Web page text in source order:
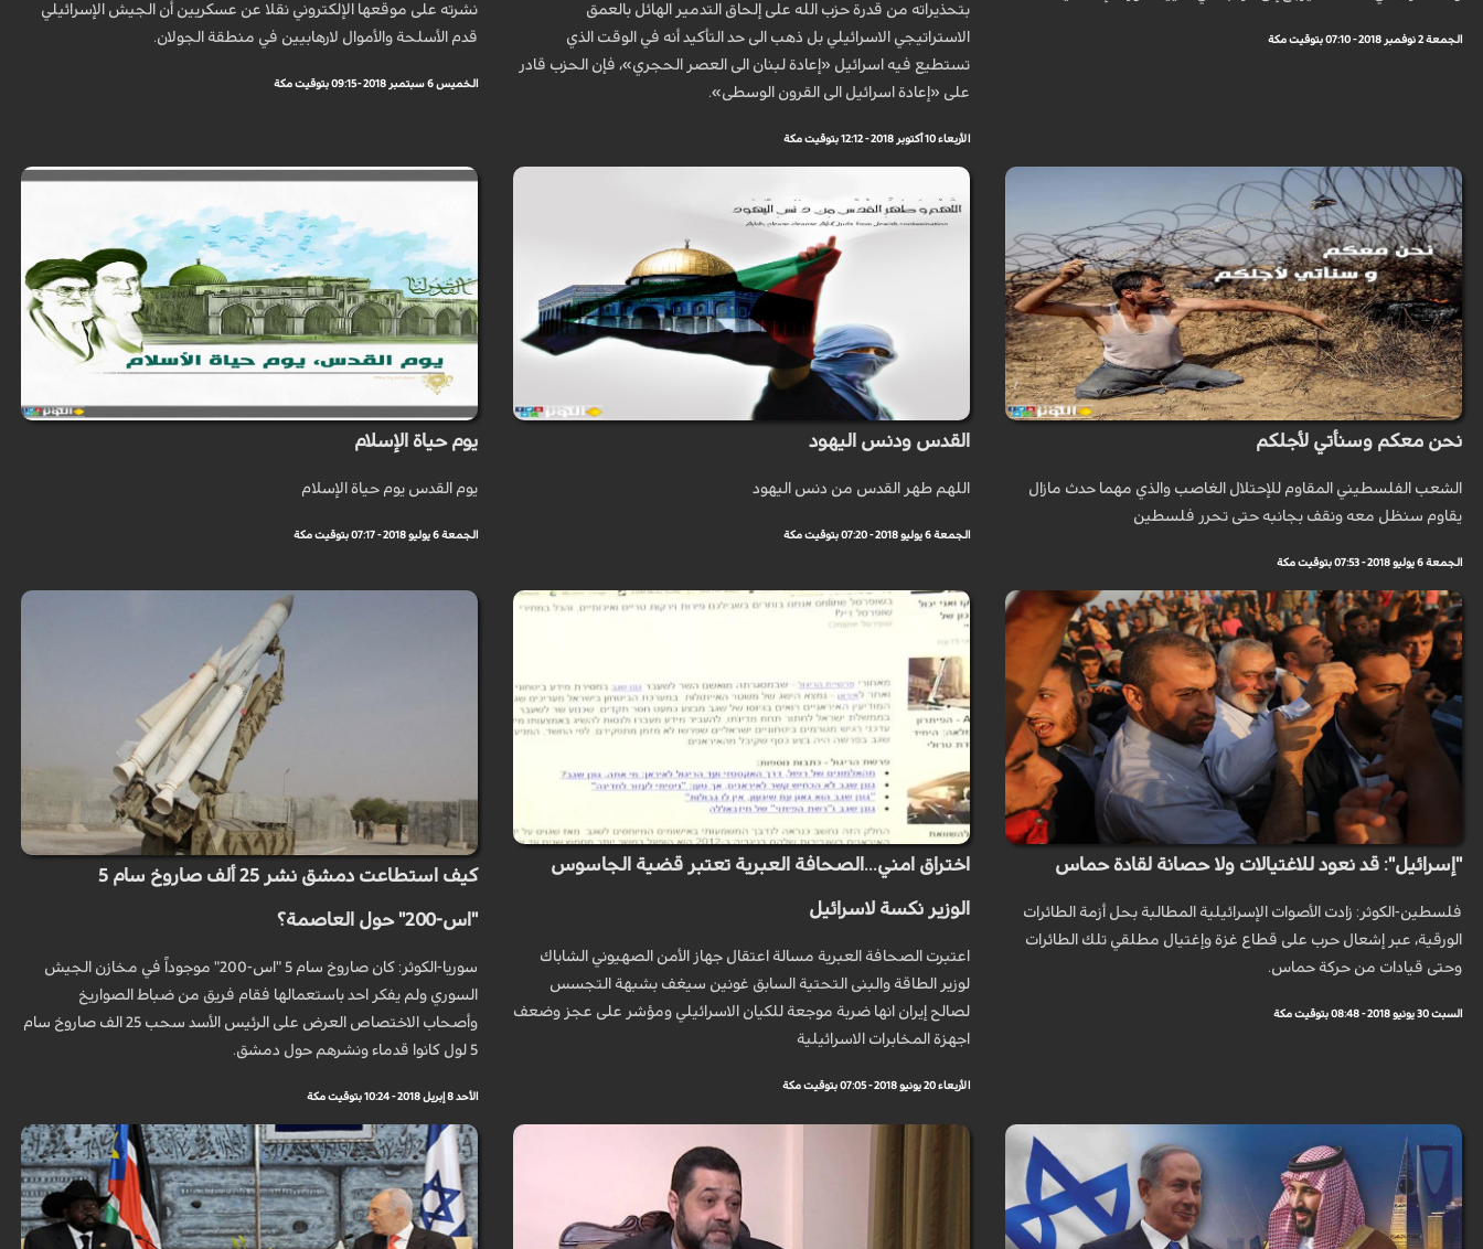
الجمعة 2 نوفمبر 2018 - 07:10 بتوقيت مكة
بتحذيراته من قدرة حزب الله على إلحاق التدمير الهائل بالعمق
الاستراتيجي الاسرائيلي بل ذهب الى حد التأكيد أنه في الوقت الذي
تستطيع فيه اسرائيل «إعادة لبنان الى العصر الحجري»، فإن الحزب قادر
على «إعادة اسرائيل الى القرون الوسطى».
الأربعاء 10 أكتوبر 2018 - 12:12 بتوقيت مكة
نشرته على موقعها الإلكتروني نقلا عن عسكريين أن الجيش الإسرائيلي
قدم الأسلحة والأموال لارهابيين في منطقة الجولان.
الخميس 6 سبتمبر 2018 - 09:15 بتوقيت مكة
نحن معكم وسنأتي لأجلكم
الشعب الفلسطيني المقاوم للإحتلال الغاصب والذي مهما حدث مازال
يقاوم سنظل معه ونقف بجانبه حتى تحرر فلسطين
الجمعة 6 يوليو 2018 - 07:53 بتوقيت مكة
القدس ودنس اليهود
اللهم طهر القدس من دنس اليهود
الجمعة 6 يوليو 2018 - 07:20 بتوقيت مكة
يوم حياة الإسلام
يوم القدس يوم حياة الإسلام
الجمعة 6 يوليو 2018 - 07:17 بتوقيت مكة
"إسرائيل": قد نعود للاغتيالات ولا حصانة لقادة حماس
فلسطين-الكوثر: زادت الأصوات الإسرائيلية المطالبة بحل أزمة الطائرات
الورقية، عبر إشعال حرب على قطاع غزة وإغتيال مطلقي تلك الطائرات
وحتى قيادات من حركة حماس.
السبت 30 يونيو 2018 - 08:48 بتوقيت مكة
اختراق امني...الصحافة العبرية تعتبر قضية الجاسوس
الوزير نكسة لاسرائيل
اعتبرت الصحافة العبرية مسالة اعتقال جهاز الأمن الصهيوني الشاباك
لوزير الطاقة والبنى التحتية السابق غونين سيغف بشبهة التجسس
لصالح إيران انها ضربة موجعة للكيان الاسرائيلي ومؤشر على عجز وضعف
اجهزة المخابرات الاسرائيلية
الأربعاء 20 يونيو 2018 - 07:05 بتوقيت مكة
كيف استطاعت دمشق نشر 25 ألف صاروخ سام 5
"اس-200" حول العاصمة؟
سوريا-الكوثر: كان صاروخ سام 5 "اس-200" موجوداً في مخازن الجيش
السوري ولم يفكر احد باستعمالها فقام فريق من ضباط الصواريخ
وأصحاب الاختصاص العرض على الرئيس الأسد سحب 25 الف صاروخ سام
5 لول كانوا قدماء ونشرهم حول دمشق.
الأحد 8 إبريل 2018 - 10:24 بتوقيت مكة